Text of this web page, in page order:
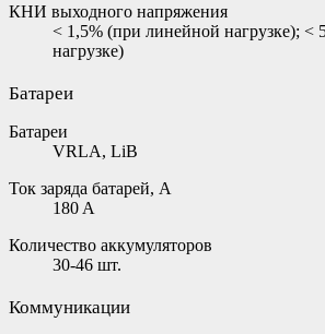
КНИ выходного напряжения
< 1,5% (при линейной нагрузке); <
нагрузке)
Батареи
Батареи
VRLA, LiB
Ток заряда батарей, А
180 A
Количество аккумуляторов
30-46 шт.
Коммуникации